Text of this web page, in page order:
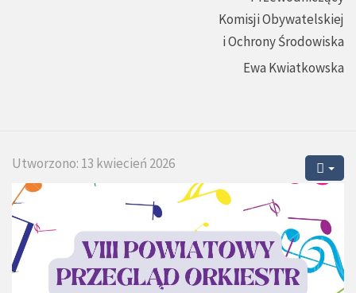
Komisji Obywatelskiej
i Ochrony Środowiska
Ewa Kwiatkowska
Utworzono: 13 kwiecień 2026